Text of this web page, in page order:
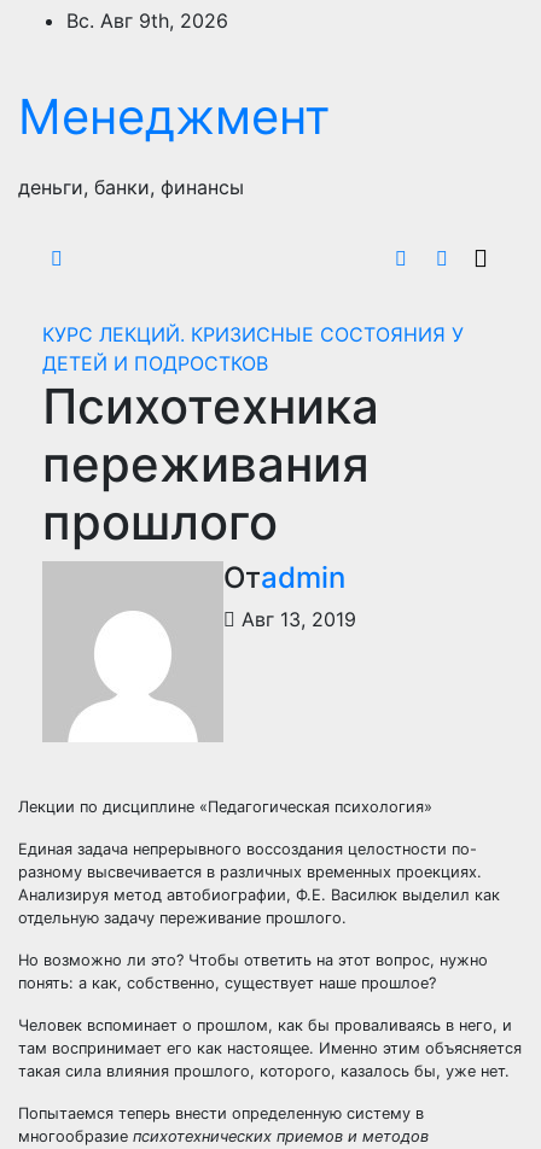
ПерейтиВс. Авг 9th, 2026
Менеджмент
деньги, банки, финансы
КУРС ЛЕКЦИЙ. КРИЗИСНЫЕ СОСТОЯНИЯ У
ДЕТЕЙ И ПОДРОСТКОВ
Психотехника
переживания
прошлого
Отadmin
Авг 13, 2019
Лекции по дисциплине «Педагогическая психология»
Единая задача непрерывного воссоздания целостности по-
разному высвечивается в различных временных проекциях.
Анализируя метод автобиографии, Ф.Е. Василюк выделил как
отдельную задачу переживание прошлого.
Но возможно ли это? Чтобы ответить на этот вопрос, нужно
понять: а как, собственно, существует наше прошлое?
Человек вспоминает о прошлом, как бы проваливаясь в него, и
там воспринимает его как настоящее. Именно этим объясняется
такая сила влияния прошлого, которого, казалось бы, уже нет.
Попытаемся теперь внести определенную систему в
многообразие психотехнических приемов и методов